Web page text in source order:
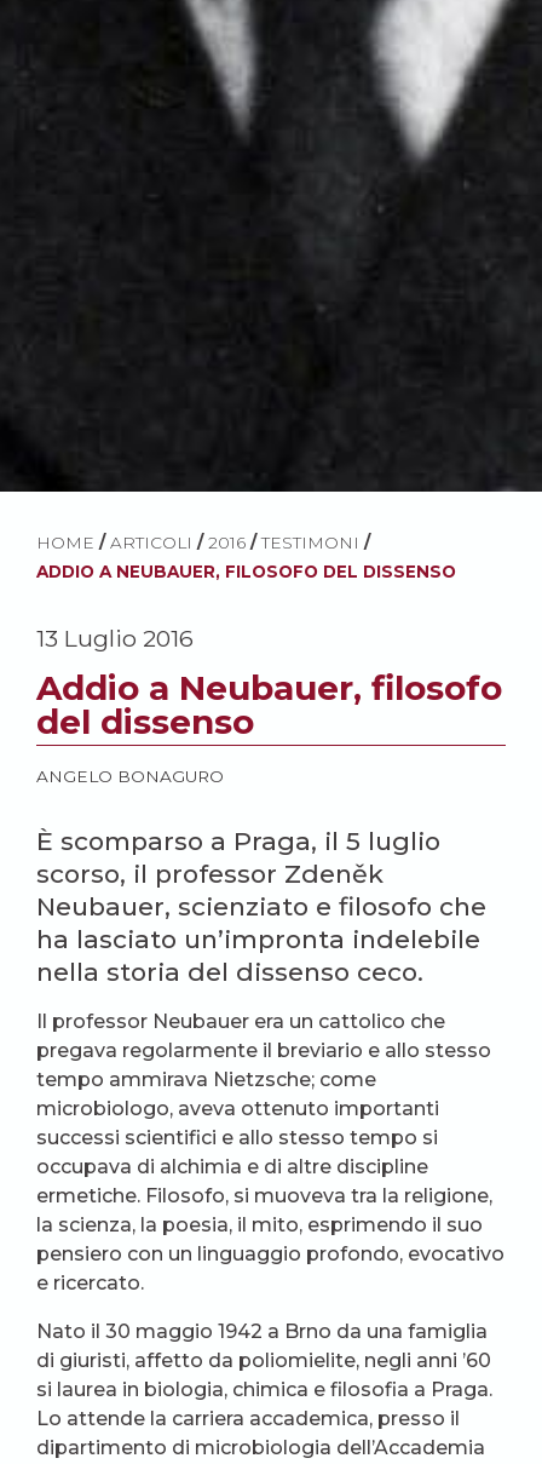
HOME / ARTICOLI / 2016 / TESTIMONI /
ADDIO A NEUBAUER, FILOSOFO DEL DISSENSO
13 Luglio 2016
Addio a Neubauer, filosofo
del dissenso
ANGELO BONAGURO
È scomparso a Praga, il 5 luglio
scorso, il professor Zdeněk
Neubauer, scienziato e filosofo che
ha lasciato un’impronta indelebile
nella storia del dissenso ceco.
Il professor Neubauer era un cattolico che
pregava regolarmente il breviario e allo stesso
tempo ammirava Nietzsche; come
microbiologo, aveva ottenuto importanti
successi scientifici e allo stesso tempo si
occupava di alchimia e di altre discipline
ermetiche. Filosofo, si muoveva tra la religione,
la scienza, la poesia, il mito, esprimendo il suo
pensiero con un linguaggio profondo, evocativo
e ricercato.
Nato il 30 maggio 1942 a Brno da una famiglia
di giuristi, affetto da poliomielite, negli anni ’60
si laurea in biologia, chimica e filosofia a Praga.
Lo attende la carriera accademica, presso il
dipartimento di microbiologia dell’Accademia